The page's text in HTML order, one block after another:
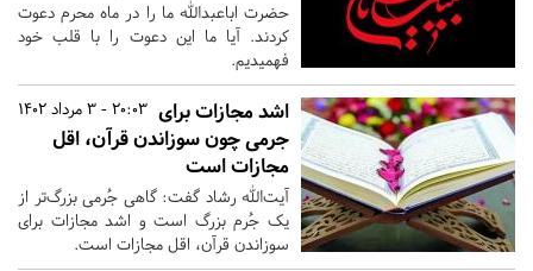
حضرت اباعبدالله ما را در ماه محرم دعوت
کردند. آیا ما این دعوت را با قلب خود
فهمیدیم.
20:03 - 3 مرداد 1402 اشد مجازات برای
جرمی چون سوزاندن قرآن، اقل
مجازات است
آیت‌الله رشاد گفت: گاهی جُرمی‌ بزرگ‌تر از
یک جُرم بزرگ است و اشد مجازات برای
سوزاندن قرآن، اقل مجازات است.